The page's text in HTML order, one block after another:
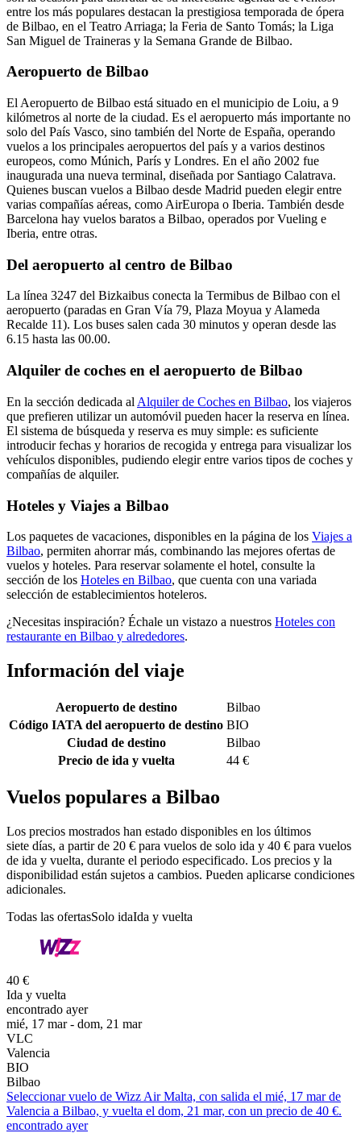
entre los más populares destacan la prestigiosa temporada de ópera
de Bilbao, en el Teatro Arriaga; la Feria de Santo Tomás; la Liga
San Miguel de Traineras y la Semana Grande de Bilbao.
Aeropuerto de Bilbao
El Aeropuerto de Bilbao está situado en el municipio de Loiu, a 9
kilómetros al norte de la ciudad. Es el aeropuerto más importante no
solo del País Vasco, sino también del Norte de España, operando
vuelos a los principales aeropuertos del país y a varios destinos
europeos, como Múnich, París y Londres. En el año 2002 fue
inaugurada una nueva terminal, diseñada por Santiago Calatrava.
Quienes buscan vuelos a Bilbao desde Madrid pueden elegir entre
varias compañías aéreas, como AirEuropa o Iberia. También desde
Barcelona hay vuelos baratos a Bilbao, operados por Vueling e
Iberia, entre otras.
Del aeropuerto al centro de Bilbao
La línea 3247 del Bizkaibus conecta la Termibus de Bilbao con el
aeropuerto (paradas en Gran Vía 79, Plaza Moyua y Alameda
Recalde 11). Los buses salen cada 30 minutos y operan desde las
6.15 hasta las 00.00.
Alquiler de coches en el aeropuerto de Bilbao
En la sección dedicada al Alquiler de Coches en Bilbao, los viajeros
que prefieren utilizar un automóvil pueden hacer la reserva en línea.
El sistema de búsqueda y reserva es muy simple: es suficiente
introducir fechas y horarios de recogida y entrega para visualizar los
vehículos disponibles, pudiendo elegir entre varios tipos de coches y
compañías de alquiler.
Hoteles y Viajes a Bilbao
Los paquetes de vacaciones, disponibles en la página de los Viajes a
Bilbao, permiten ahorrar más, combinando las mejores ofertas de
vuelos y hoteles. Para reservar solamente el hotel, consulte la
sección de los Hoteles en Bilbao, que cuenta con una variada
selección de establecimientos hoteleros.
¿Necesitas inspiración? Échale un vistazo a nuestros Hoteles con
restaurante en Bilbao y alrededores.
Información del viaje
Aeropuerto de destino
Bilbao
Código IATA del aeropuerto de destino BIO
Ciudad de destino
Bilbao
Precio de ida y vuelta
44 €
Vuelos populares a Bilbao
Los precios mostrados han estado disponibles en los últimos
siete días, a partir de 20 € para vuelos de solo ida y 40 € para vuelos
de ida y vuelta, durante el periodo especificado. Los precios y la
disponibilidad están sujetos a cambios. Pueden aplicarse condiciones
adicionales.
Todas las ofertasSolo idaIda y vuelta
40 €
Ida y vuelta
encontrado ayer
mié, 17 mar - dom, 21 mar
VLC
Valencia
BIO
Bilbao
Seleccionar vuelo de Wizz Air Malta, con salida el mié, 17 mar de
Valencia a Bilbao, y vuelta el dom, 21 mar, con un precio de 40 €.
encontrado ayer